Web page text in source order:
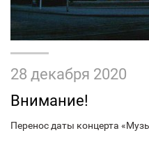
28 декабря 2020
Внимание!
Перенос даты концерта